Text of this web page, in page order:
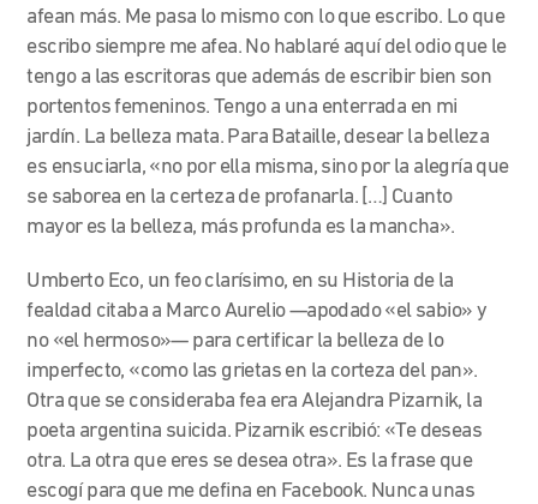
afean más. Me pasa lo mismo con lo que escribo. Lo que
escribo siempre me afea. No hablaré aquí del odio que le
tengo a las escritoras que además de escribir bien son
portentos femeninos. Tengo a una enterrada en mi
jardín. La belleza mata. Para Bataille, desear la belleza
es ensuciarla, «no por ella misma, sino por la alegría que
se saborea en la certeza de profanarla. […] Cuanto
mayor es la belleza, más profunda es la mancha».
Umberto Eco, un feo clarísimo, en su Historia de la
fealdad citaba a Marco Aurelio —apodado «el sabio» y
no «el hermoso»— para certificar la belleza de lo
imperfecto, «como las grietas en la corteza del pan».
Otra que se consideraba fea era Alejandra Pizarnik, la
poeta argentina suicida. Pizarnik escribió: «Te deseas
otra. La otra que eres se desea otra». Es la frase que
escogí para que me defina en Facebook. Nunca unas